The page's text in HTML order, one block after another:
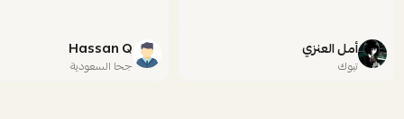
أمل العنزي
تبوك
Hassan Q
جحا السعودية